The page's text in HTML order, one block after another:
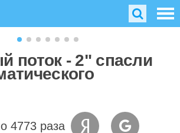
поток - 2" спасли
4773 раза